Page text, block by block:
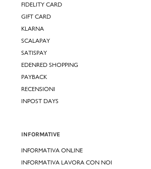
FIDELITY CARD
GIFT CARD
KLARNA
SCALAPAY
SATISPAY
EDENRED SHOPPING
PAYBACK
RECENSIONI
INPOST DAYS
INFORMATIVE
INFORMATIVA ONLINE
INFORMATIVA LAVORA CON NOI